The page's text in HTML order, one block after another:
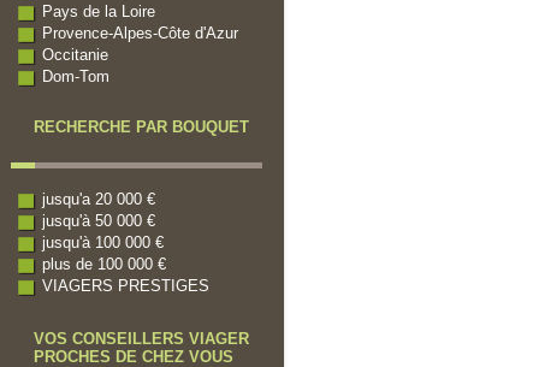
Pays de la Loire
Provence-Alpes-Côte d'Azur
Occitanie
Dom-Tom
RECHERCHE PAR BOUQUET
jusqu'a 20 000 €
jusqu'à 50 000 €
jusqu'à 100 000 €
plus de 100 000 €
VIAGERS PRESTIGES
VOS CONSEILLERS VIAGER
PROCHES DE CHEZ VOUS